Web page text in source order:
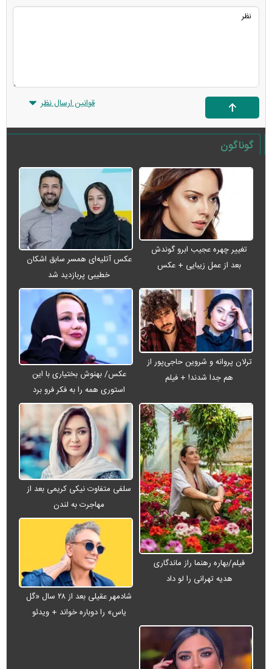
قوانین ارسال نظر
گوناگون
تغییر چهره عجیب ابرو گوندش
بعد از عمل زیبایی + عکس
عکس آتلیه‌ای همسر سابق اشکان
خطیبی پربازدید شد
ترلان پروانه و شروین حاجی‌پور از
هم جدا شدند! + فیلم
عکس/ بهنوش بختیاری با این
استوری همه را به فکر فرو برد
فیلم/بهاره رهنما راز ماندگاری
هدیه تهرانی را لو داد
سلفی متفاوت نیکی کریمی بعد از
مهاجرت به لندن
شادمهر عقیلی بعد از ۲۸ سال «گل
یاس» را دوباره خواند + ویدئو